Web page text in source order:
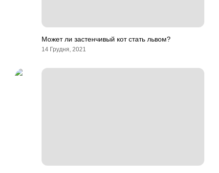
Может ли застенчивый кот стать львом?
14 Грудня, 2021